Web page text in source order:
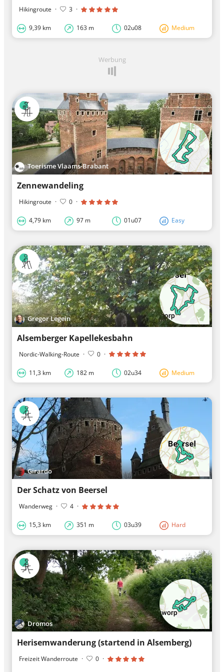
Hikingroute · 3 ·
9,39 km 163 m 02u08 Medium
Werbung
Toerisme Vlaams-Brabant
Zennewandeling
Hikingroute · 0 ·
4,79 km 97 m 01u07 Easy
Gregor Legein
Alsemberger Kapellekesbahn
Nordic-Walking-Route · 0 ·
11,3 km 182 m 02u34 Medium
Girardo
Der Schatz von Beersel
Wanderweg · 4 ·
15,3 km 351 m 03u39 Hard
Dromos
Herisemwanderung (startend in Alsemberg)
Freizeit Wanderroute · 0 ·